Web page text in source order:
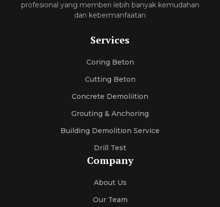
profesional yang memberi lebih banyak kemudahan
dan kebermanfaatan
Services
Coring Beton
Cutting Beton
Concrete Demoliition
Grouting & Anchoring
Building Demolition Service
Drill Test
Company
About Us
Our Team